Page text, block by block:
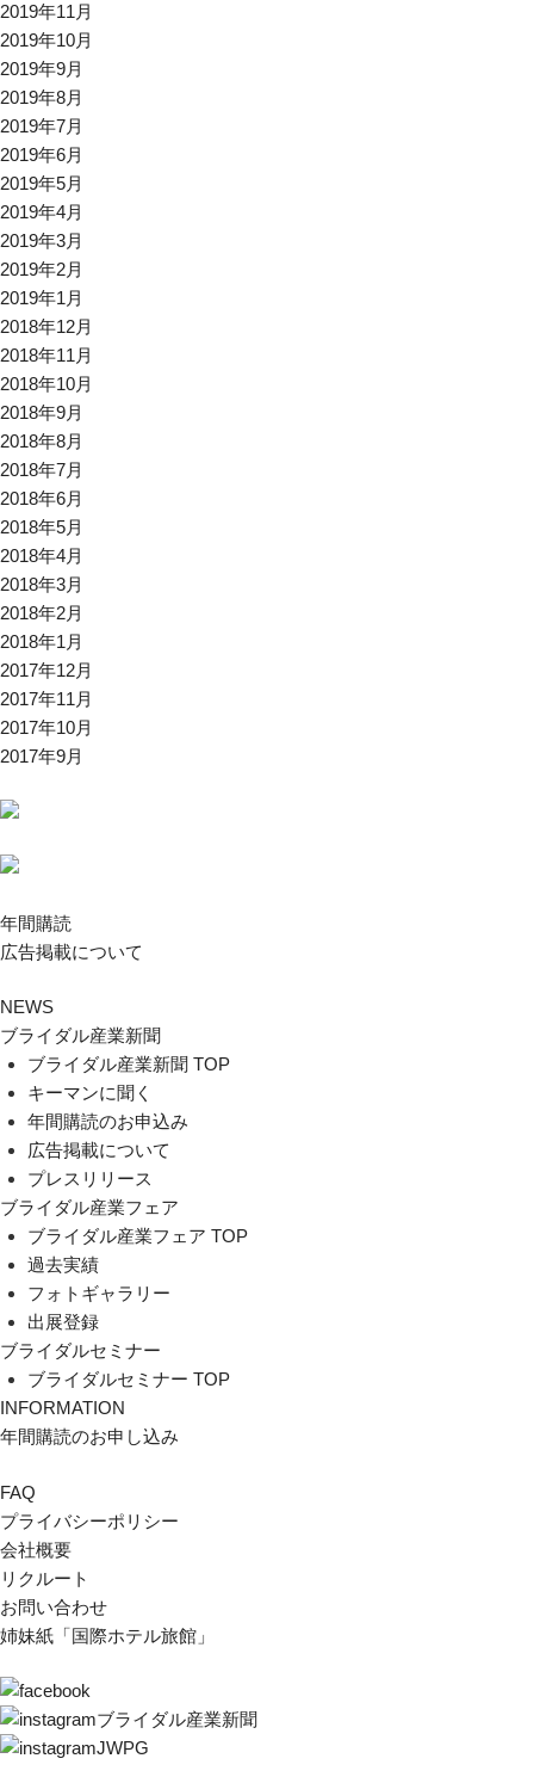
2019年11月
2019年10月
2019年9月
2019年8月
2019年7月
2019年6月
2019年5月
2019年4月
2019年3月
2019年2月
2019年1月
2018年12月
2018年11月
2018年10月
2018年9月
2018年8月
2018年7月
2018年6月
2018年5月
2018年4月
2018年3月
2018年2月
2018年1月
2017年12月
2017年11月
2017年10月
2017年9月
年間購読
広告掲載について
NEWS
ブライダル産業新聞
ブライダル産業新聞 TOP
キーマンに聞く
年間購読のお申込み
広告掲載について
プレスリリース
ブライダル産業フェア
ブライダル産業フェア TOP
過去実績
フォトギャラリー
出展登録
ブライダルセミナー
ブライダルセミナー TOP
INFORMATION
年間購読のお申し込み
FAQ
プライバシーポリシー
会社概要
リクルート
お問い合わせ
姉妹紙「国際ホテル旅館」
ブライダル産業新聞
JWPG